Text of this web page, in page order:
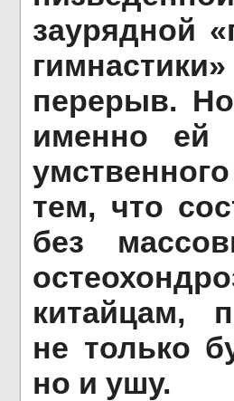
заурядной
перерыв.
именно ей
тем, что
без
китайцам,
не только
но и ушу.